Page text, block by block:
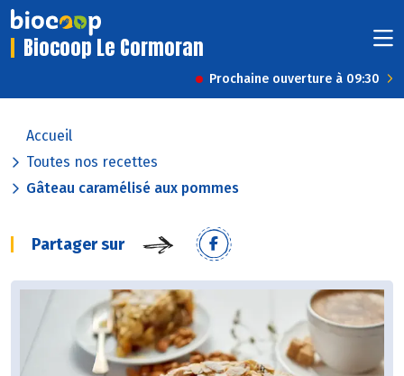
Biocoop Le Cormoran
Prochaine ouverture à 09:30
Accueil
Toutes nos recettes
Gâteau caramélisé aux pommes
Partager sur